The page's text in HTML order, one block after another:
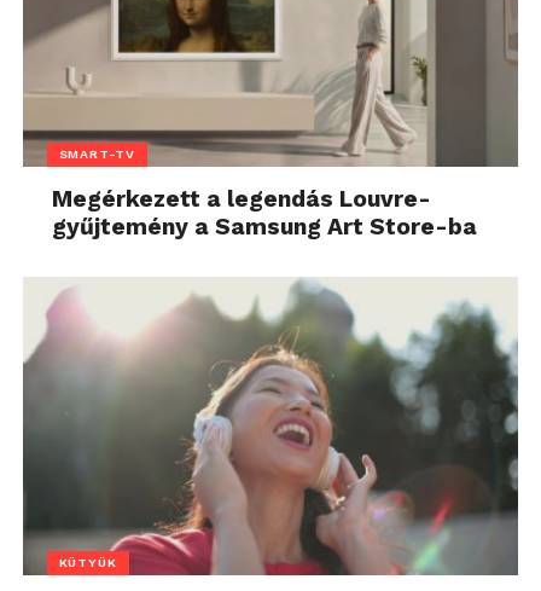
SMART-TV
Megérkezett a legendás Louvre-
gyűjtemény a Samsung Art Store-ba
KÜTYÜK